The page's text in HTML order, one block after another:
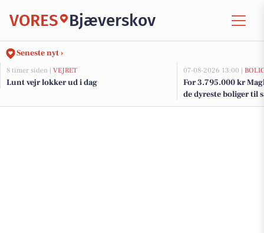
VORES Bjæverskov
Seneste nyt ›
8 timer siden | VEJRET
Lunt vejr lokker ud i dag
07-08-2026 13:00 |
For 3.795.000 kr
de dyreste boliger til